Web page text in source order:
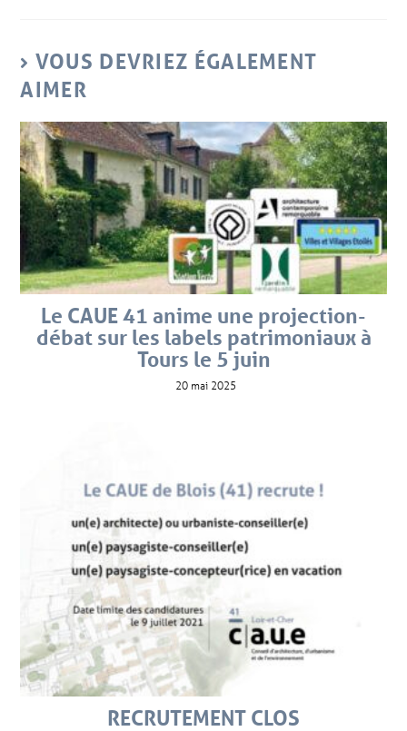
VOUS DEVRIEZ ÉGALEMENT
AIMER
Le CAUE 41 anime une projection-
débat sur les labels patrimoniaux à
Tours le 5 juin
20 mai 2025
RECRUTEMENT CLOS